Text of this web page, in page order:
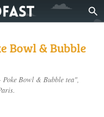
Bowl & Bubble
Poke Bowl & Bubble tea",